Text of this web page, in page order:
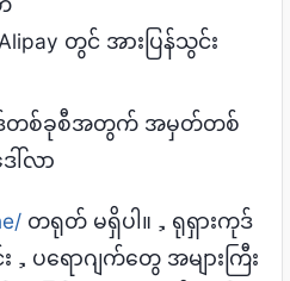
တွင် အားပြန်သွင်း
တစ်ခုစီအတွက် အမှတ်တစ်
ါ်လာ
တရုတ် မရှိပါ။，ရုရှားကုဒ်
ပရောဂျက်တွေ အများကြီး